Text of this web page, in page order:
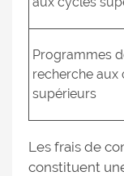
Programmes
recherche aux
supérieurs
Les frais de
constituent